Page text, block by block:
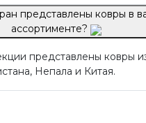
представлены ковры в
ассортименте?
представлены ковры
Непала и Китая.